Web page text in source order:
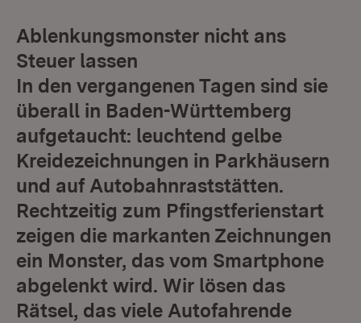
Ablenkungsmonster nicht ans
Steuer lassen
In den vergangenen Tagen sind sie
überall in Baden-Württemberg
aufgetaucht: leuchtend gelbe
Kreidezeichnungen in Parkhäusern
und auf Autobahnraststätten.
Rechtzeitig zum Pfingstferienstart
zeigen die markanten Zeichnungen
ein Monster, das vom Smartphone
abgelenkt wird. Wir lösen das
Rätsel, das viele Autofahrende